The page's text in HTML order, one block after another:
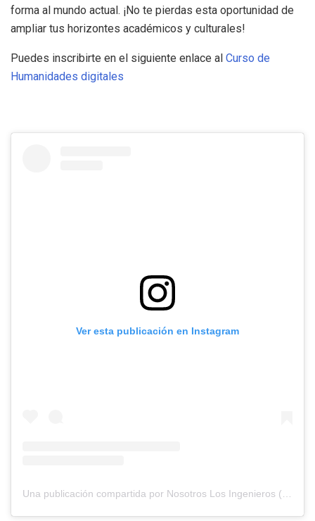
forma al mundo actual. ¡No te pierdas esta oportunidad de
ampliar tus horizontes académicos y culturales!
Puedes inscribirte en el siguiente enlace al Curso de
Humanidades digitales
Ver esta publicación en Instagram